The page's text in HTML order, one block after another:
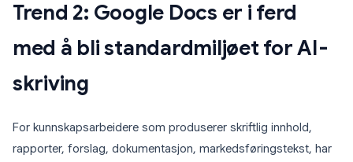
Trend 2: Google Docs er i ferd
med å bli standardmiljøet for AI-
skriving
For kunnskapsarbeidere som produserer skriftlig innhold,
rapporter, forslag, dokumentasjon, markedsføringstekst, har